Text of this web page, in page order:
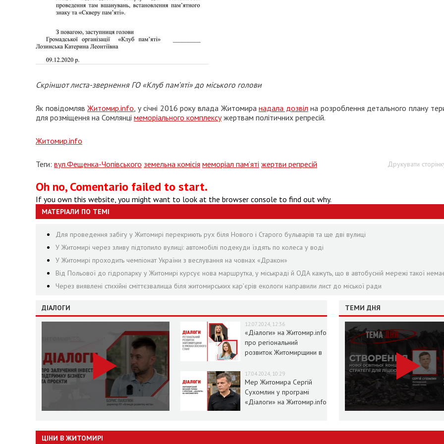
Скріншот листа-звернення ГО «Клуб пам’яті» до міського голови
Як повідомлявЖитомир.info, у січні 2016 року влада Житомиранадала дозвіл на розроблення детального плану
для розміщення на Сомлянці меморіального комплексужертвам політичних репресій.
Житомир.info
Друкувати
Теги: вул.Фещенка-Чопівського земельна комісія меморіал пам’яті жертви репресій
Oh no, Comentario failed to start.
If you own this website, you might want to look at the browser console to find out why.
МАТЕРІАЛИ ПО ТЕМІ
Для проведення забігу у Житомирі перекриють рух біля Нового і Старого бульварів та ще дві вулиці
У Житомирі через зливу підтопило вулиці: автомобілі подекуди їздять по колеса у воді
У Житомирі проходить чемпіонат України з веслування на човнах «Дракон»
Від Польової до гідропарку у Житомирі курсує нова маршрутка, у міськраді й ОДА кажуть, що в автобусній мережі такої
Через виявлені стихійні сміттєзвалища біля житомирських кар’єрів екологи направили лист до міської ради
ДІАЛОГИ
12.07.2024, 12:36
«Діалоги» на Житомир.info
про регіональний
розвиток Житомирщини в
17.04.2024, 10:29
Мер Житомира Сергій
Сухомлин у програмі
«Діалоги» на Житомир.info
ТЕМИ ДНЯ
ЦІНИ В ЖИТОМИРІ